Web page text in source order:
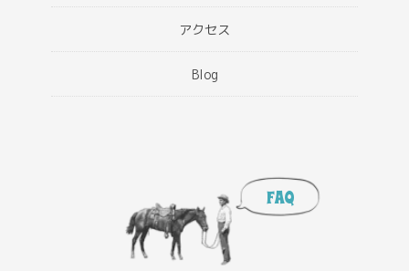
アクセス
Blog
FAQ